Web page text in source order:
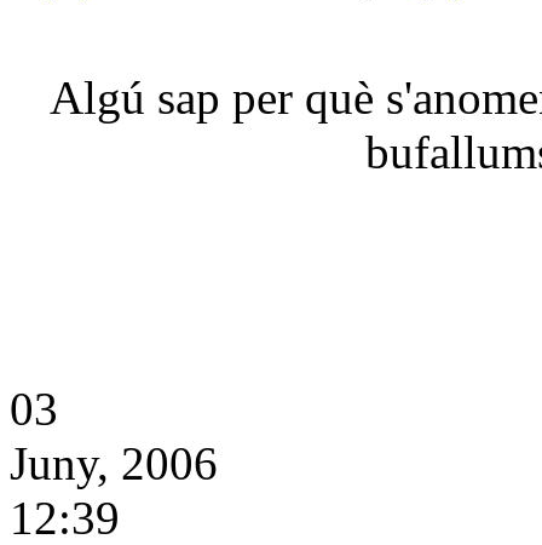
Algú sap per què
03
Juny, 2006
12:39